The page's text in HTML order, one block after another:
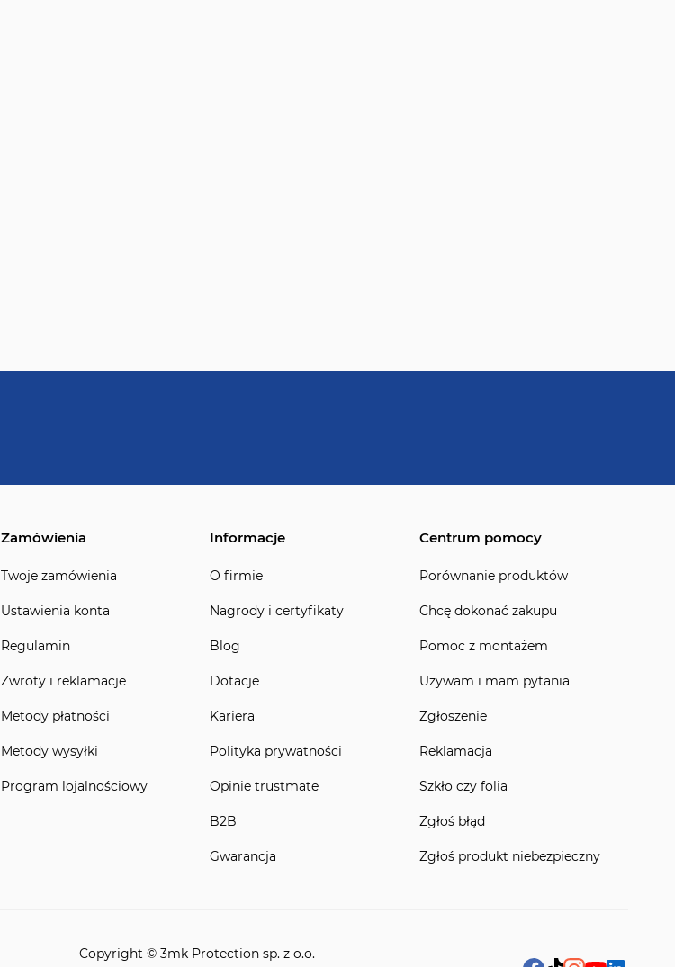
Zamówienia
Twoje zamówienia
Ustawienia konta
Regulamin
Zwroty i reklamacje
Metody płatności
Metody wysyłki
Program lojalnościowy
Informacje
O firmie
Nagrody i certyfikaty
Blog
Dotacje
Kariera
Polityka prywatności
Opinie trustmate
B2B
Gwarancja
Centrum pomocy
Porównanie produktów
Chcę dokonać zakupu
Pomoc z montażem
Używam i mam pytania
Zgłoszenie
Reklamacja
Szkło czy folia
Zgłoś błąd
Zgłoś produkt niebezpieczny
Copyright © 3mk Protection sp. z o.o.